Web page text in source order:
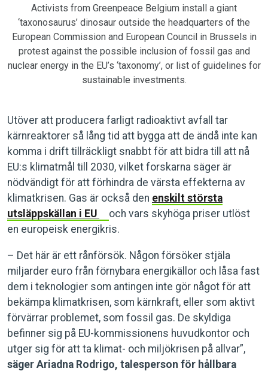
Activists from Greenpeace Belgium install a giant
‘taxonosaurus’ dinosaur outside the headquarters of the
European Commission and European Council in Brussels in
protest against the possible inclusion of fossil gas and
nuclear energy in the EU’s ‘taxonomy’, or list of guidelines for
sustainable investments.
Utöver att producera farligt radioaktivt avfall tar
kärnreaktorer så lång tid att bygga att de ändå inte kan
komma i drift tillräckligt snabbt för att bidra till att nå
EU:s klimatmål till 2030, vilket forskarna säger är
nödvändigt för att förhindra de värsta effekterna av
klimatkrisen. Gas är också den enskilt största
utsläppskällan i EU
och vars skyhöga priser utlöst
en europeisk energikris.
– Det här är ett rånförsök. Någon försöker stjäla
miljarder euro från förnybara energikällor och låsa fast
dem i teknologier som antingen inte gör något för att
bekämpa klimatkrisen, som kärnkraft, eller som aktivt
förvärrar problemet, som fossil gas. De skyldiga
befinner sig på EU-kommissionens huvudkontor och
utger sig för att ta klimat- och miljökrisen på allvar”,
säger Ariadna Rodrigo, talesperson för hållbara